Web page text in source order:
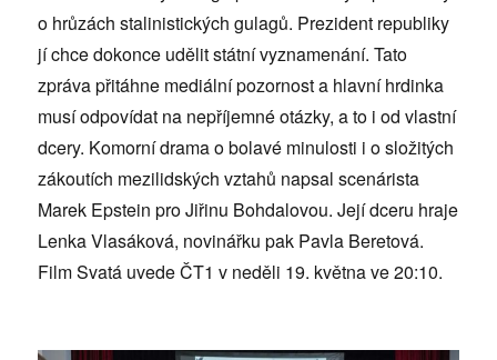
o hrůzách stalinistických gulagů. Prezident republiky
jí chce dokonce udělit státní vyznamenání. Tato
zpráva přitáhne mediální pozornost a hlavní hrdinka
musí odpovídat na nepříjemné otázky, a to i od vlastní
dcery. Komorní drama o bolavé minulosti i o složitých
zákoutích mezilidských vztahů napsal scenárista
Marek Epstein pro Jiřinu Bohdalovou. Její dceru hraje
Lenka Vlasáková, novinářku pak Pavla Beretová.
Film Svatá uvede ČT1 v neděli 19. května ve 20:10.